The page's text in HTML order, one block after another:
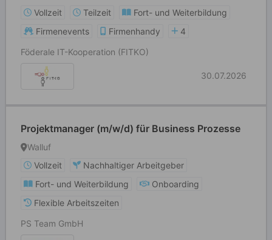
Vollzeit
Teilzeit
Fort- und Weiterbildung
Firmenevents
Firmenhandy
4
Föderale IT-Kooperation (FITKO)
30.07.2026
Projektmanager (m/w/d) für Business Prozesse
Walluf
Vollzeit
Nachhaltiger Arbeitgeber
Fort- und Weiterbildung
Onboarding
Flexible Arbeitszeiten
PS Team GmbH